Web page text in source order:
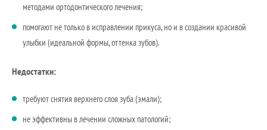
методами ортодонтического лечения;
помогают не только в исправлении прикуса, но и в создании красивой
улыбки (идеальной формы, оттенка зубов).
Недостатки:
требуют снятия верхнего слоя зуба (эмали);
не эффективны в лечении сложных патологий;